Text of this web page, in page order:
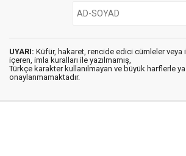
UYARI: Küfür, hakaret, rencide edici cümleler veya
içeren, imla kuralları ile yazılmamış,
Türkçe karakter kullanılmayan ve büyük harflerle
onaylanmamaktadır.